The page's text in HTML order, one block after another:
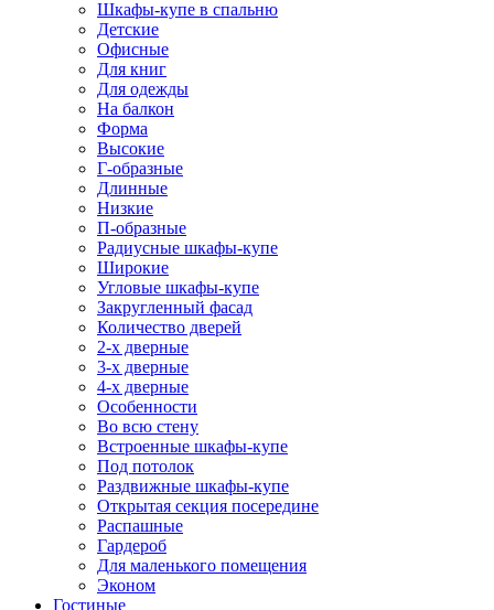
Шкафы-купе в спальню
Детские
Офисные
Для книг
Для одежды
На балкон
Форма
Высокие
Г-образные
Длинные
Низкие
П-образные
Радиусные шкафы-купе
Широкие
Угловые шкафы-купе
Закругленный фасад
Количество дверей
2-х дверные
3-х дверные
4-х дверные
Особенности
Во всю стену
Встроенные шкафы-купе
Под потолок
Раздвижные шкафы-купе
Открытая секция посередине
Распашные
Гардероб
Для маленького помещения
Эконом
Гостиные